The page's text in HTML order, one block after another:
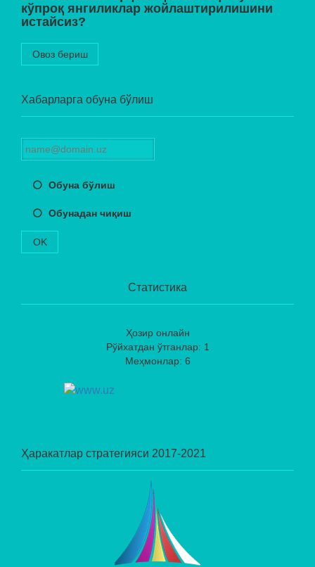
кўпроқ янгиликлар жойлаштирилишини
истайсиз?
Овоз бериш
Хабарларга обуна бўлиш
Обуна бўлиш
Обунадан чиқиш
OK
Статистика
Ҳозир онлайн
Рўйхатдан ўтганлар: 1
Меҳмонлар: 6
Ҳаракатлар стратегияси 2017-2021